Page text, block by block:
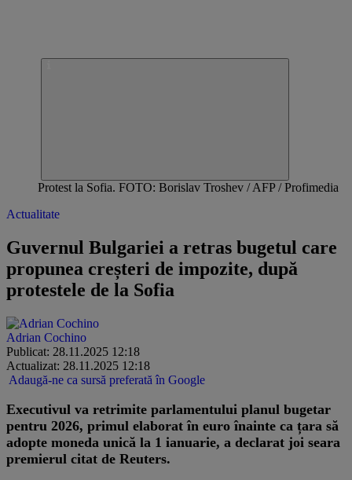
Protest la Sofia. FOTO: Borislav Troshev / AFP / Profimedia
Actualitate
Guvernul Bulgariei a retras bugetul care
propunea creșteri de impozite, după
protestele de la Sofia
Adrian Cochino
Publicat: 28.11.2025 12:18
Actualizat: 28.11.2025 12:18
Adaugă-ne ca sursă preferată în Google
Executivul va retrimite parlamentului planul bugetar
pentru 2026, primul elaborat în euro înainte ca țara să
adopte moneda unică la 1 ianuarie, a declarat joi seara
premierul citat de Reuters.